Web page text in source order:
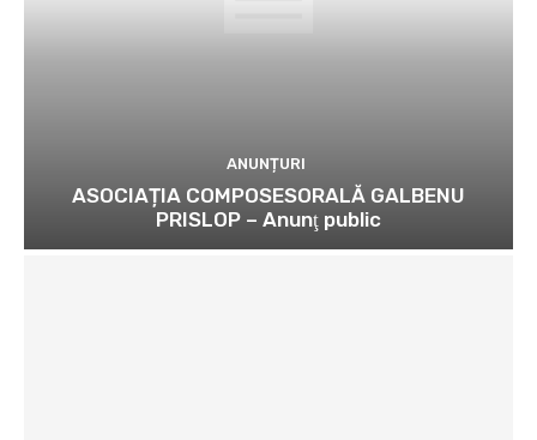
ANUNȚURI
ASOCIAȚIA COMPOSESORALĂ GALBENU
PRISLOP – Anunţ public